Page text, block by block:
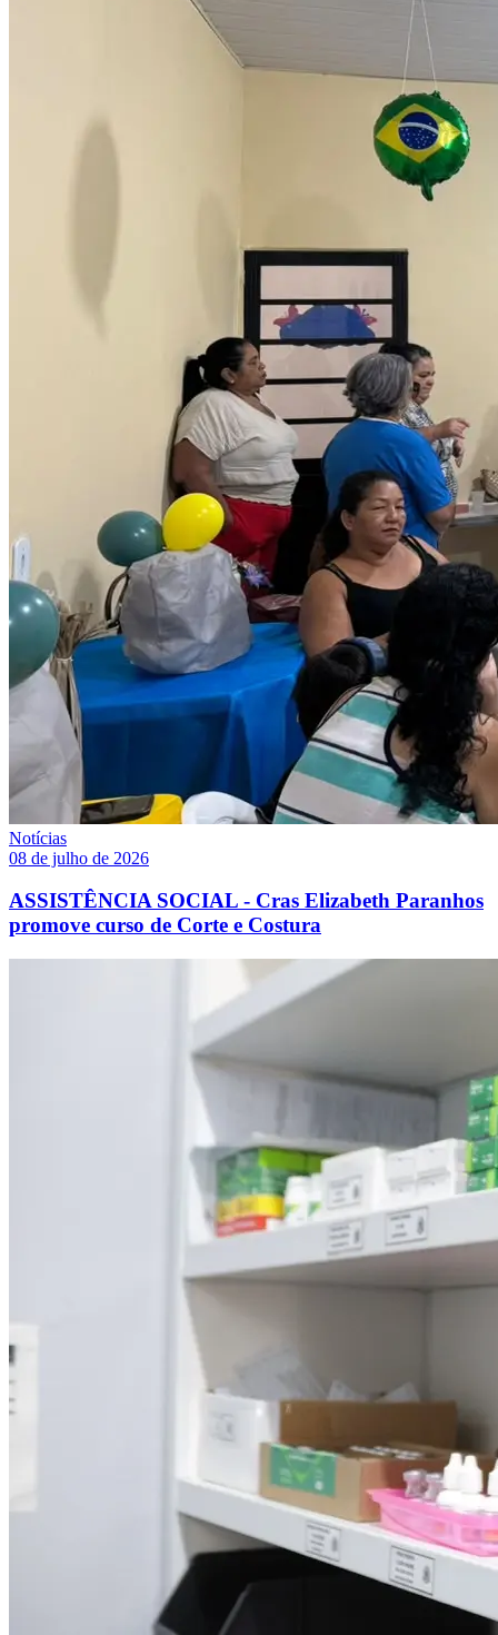
Notícias
08 de julho de 2026
ASSISTÊNCIA SOCIAL - Cras Elizabeth Paranhos
promove curso de Corte e Costura